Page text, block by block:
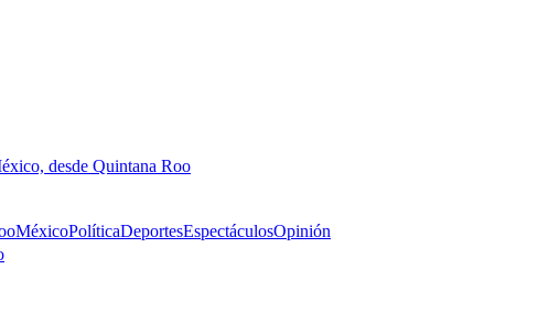
desde Quintana Roo
MéxicoPolíticaDeportesEspectáculosOpinión